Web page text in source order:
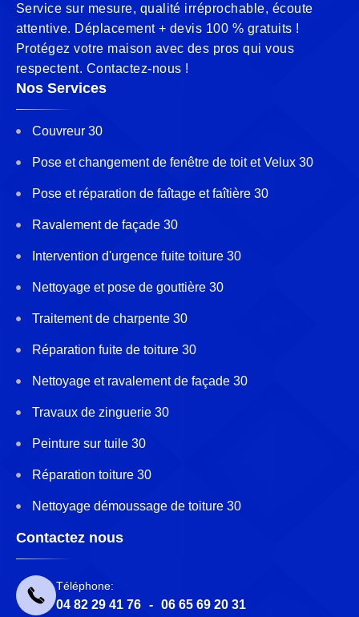
Service sur mesure, qualité irréprochable, écoute
attentive. Déplacement + devis 100 % gratuits !
Protégez votre maison avec des pros qui vous
respectent. Contactez-nous !
Nos Services
Couvreur 30
Pose et changement de fenêtre de toit et Velux 30
Pose et réparation de faîtage et faîtière 30
Ravalement de façade 30
Intervention d'urgence fuite toiture 30
Nettoyage et pose de gouttière 30
Traitement de charpente 30
Réparation fuite de toiture 30
Nettoyage et ravalement de façade 30
Travaux de zinguerie 30
Peinture sur tuile 30
Réparation toiture 30
Nettoyage démoussage de toiture 30
Contactez nous
Téléphone:
04 82 29 41 76 - 06 65 69 20 31